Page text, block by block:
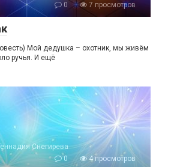
0
7 просмотров
Мой дедушка – охотник, мы живём
ручья. И ещё
Снегирева
0
4 просмотров